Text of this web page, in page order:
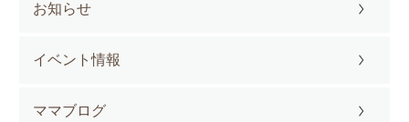
お知らせ
イベント情報
ママブログ